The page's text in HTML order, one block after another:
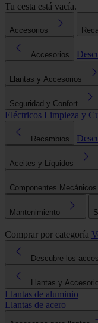
Tu cesta está vacía.
Accesorios
Accesorios
Llantas y Accesorios
Seguridad y Confort
Eléctricos Limpieza y
Recambios
Aceites y Líquidos
Componentes Mecánicos
Mantenimiento
Comprar por categoría
Descubre los
Llantas y
Llantas de aluminio
Llantas de acero